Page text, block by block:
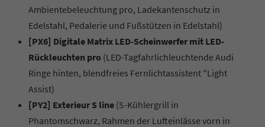
Ambientebeleuchtung pro, Ladekantenschutz in
Edelstahl, Pedalerie und Fußstützen in Edelstahl)
[PX6] Digitale Matrix LED-Scheinwerfer mit LED-
Rückleuchten pro (LED-Tagfahrlichleuchtende Audi
Ringe hinten, blendfreies Fernlichtassistent "Light
Assist)
[PY2] Exterieur S line (S-Kühlergrill in
Phantomschwarz, Rahmen der Lufteinlässe vorn in